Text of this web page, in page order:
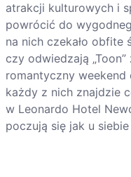
atrakcji kulturowych i
powrócić do
na nich czekało obfite
czy odwiedzają
romantyczny
każdy z nich znajdzie
w Leonardo Hotel
poczują się jak u